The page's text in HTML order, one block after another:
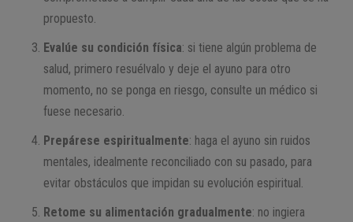
propuesto.
Evalúe su condición física: si tiene algún problema de
salud, primero resuélvalo y deje el ayuno para otro
momento, no se ponga en riesgo, consulte un médico si
fuese necesario.
Prepárese espiritualmente: haga el ayuno sin ruidos
mentales, idealmente reconciliado con su pasado, para
evitar obstáculos que impidan su evolución espiritual.
Retome su alimentación gradualmente: no ingiera